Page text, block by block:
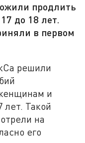
продлить
до 18 лет.
в первом
решили
и
Такой
на
его